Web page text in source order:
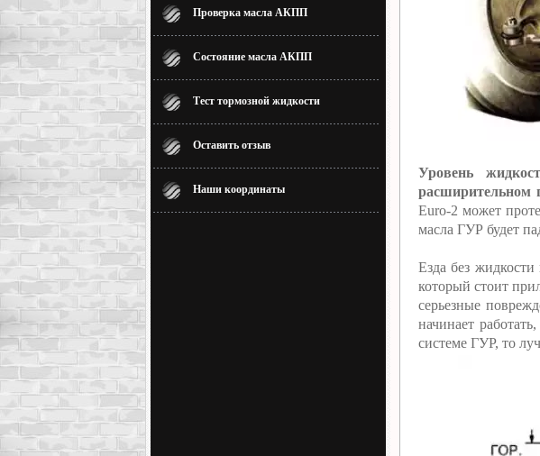
Проверка масла АКПП
Состояние масла АКПП
Тест тормозной жидкости
Оставить отзыв
Наши координаты
Уровень
расширительном
Euro-2 может
масла ГУР будет
Езда без
который стоит
серьезные
начинает
системе ГУР, то